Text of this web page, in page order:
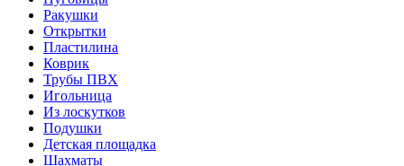
Ракушки
Открытки
Пластилина
Коврик
Трубы ПВХ
Игольница
Из лоскутков
Подушки
Детская площадка
Шахматы